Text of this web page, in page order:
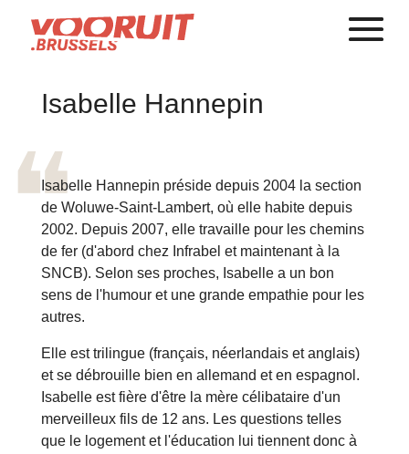
Isabelle Hannepin
Isabelle Hannepin préside depuis 2004 la section
de Woluwe-Saint-Lambert, où elle habite depuis
2002. Depuis 2007, elle travaille pour les chemins
de fer (d'abord chez Infrabel et maintenant à la
SNCB). Selon ses proches, Isabelle a un bon
sens de l'humour et une grande empathie pour les
autres.
Elle est trilingue (français, néerlandais et anglais)
et se débrouille bien en allemand et en espagnol.
Isabelle est fière d'être la mère célibataire d'un
merveilleux fils de 12 ans. Les questions telles
que le logement et l'éducation lui tiennent donc à